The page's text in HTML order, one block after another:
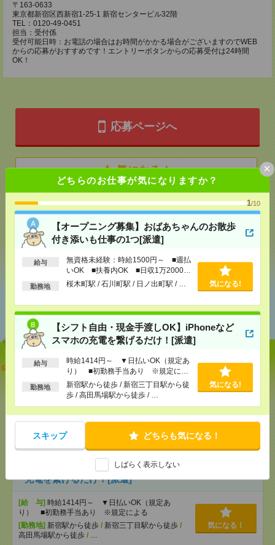
どちらのお仕事が気になりますか？
1/10
【オープニング募集】おばあちゃんのお散歩
付き添いも仕事の1つ[派遣]
給与
無資格未経験：時給1500円～ ■週払
いOK ■扶養内OK ■日収1万2000円
以上
勤務地 桜木町駅 / 石川町駅 / 日ノ出町駅 / … 気になる!
【シフト自由・現金手渡しOK】iPhoneなど
スマホの充電を繋げるだけ！[派遣]
給与
時給1414円～ ▼日払いOK（規定あ
り） ■初勤務手当あり ※規定によ
る
勤務地
新宿駅から徒歩 / 新宿三丁目駅から徒
歩 / 高田馬場駅から徒歩 / …
気になる!
スキップ どちらも気になる！
しばらく表示しない
×
〒163-0633
東京都新宿区西新宿1-25-1 新宿センタービル32階
TEL：0120-49-0451
担当：受付係
受付可能日時：お電話の場合はお時間がかかる場合がございますのでWEB
からの応募がおすすめです！エントリーボタンからの応募受付は24時間
OK！
応募ページへ
気になる！
メールで送る LINEで送る
おすすめ
【オープニング募集】おばあちゃんのお散歩付き添
いも仕事の1つ[派遣]
無資格未経験：時給1500円～ ■週払い
交通費全額支給
[勤務地]桜木町駅 日ノ出町駅/ …
【シフト自由・現金手渡しOK】iPhoneなどスマホの
充電を繋げるだけ！[派遣]
[給 与] 時給1414円～ ▼日払いOK（規定あ
り） ■初勤務手当あり ※規定による
[勤務地] 新宿駅から徒歩 / 新宿三丁目駅から徒歩 /
高田馬場駅から徒歩 / …
気になる！